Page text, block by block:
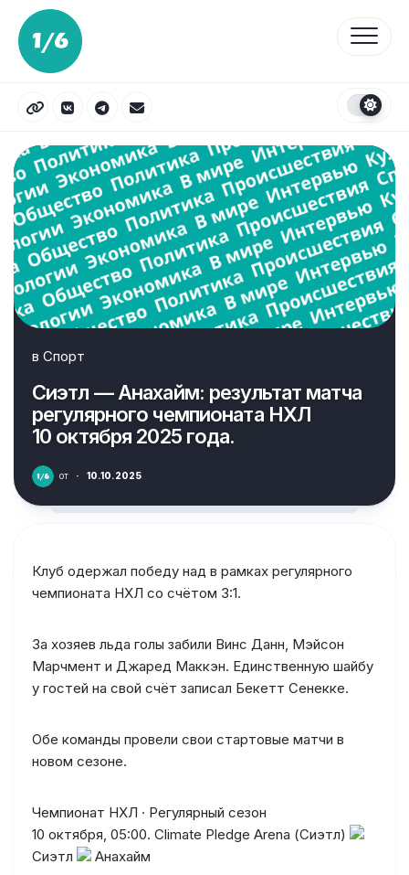
Перейти
содержанию
в Спорт
Сиэтл — Анахайм: результат матча
регулярного чемпионата НХЛ
10 октября 2025 года.
от · 10.10.2025
Клуб одержал победу над в рамках регулярного
чемпионата НХЛ со счётом 3:1.
За хозяев льда голы забили Винс Данн, Мэйсон
Марчмент и Джаред Маккэн. Единственную шайбу
у гостей на свой счёт записал Бекетт Сенекке.
Обе команды провели свои стартовые матчи в
новом сезоне.
Чемпионат НХЛ · Регулярный сезон
10 октября, 05:00. Climate Pledge Arena (Сиэтл)
Сиэтл
Анахайм